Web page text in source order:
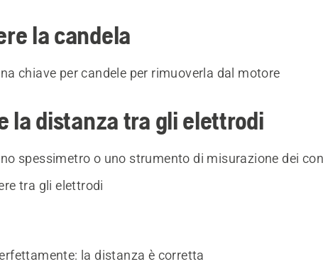
la candela
chiave per candele per rimuoverla dal motore
la distanza tra gli elettrodi
spessimetro o uno strumento di misurazione dei
tra gli elettrodi
la distanza è corretta